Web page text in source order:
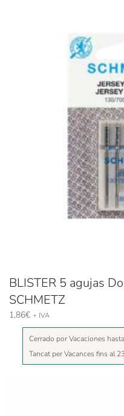
BLISTER 5 agujas
SCHMETZ
1,86€ + IVA
Cerrado por Vacaciones
Tancat per Vacances fins al